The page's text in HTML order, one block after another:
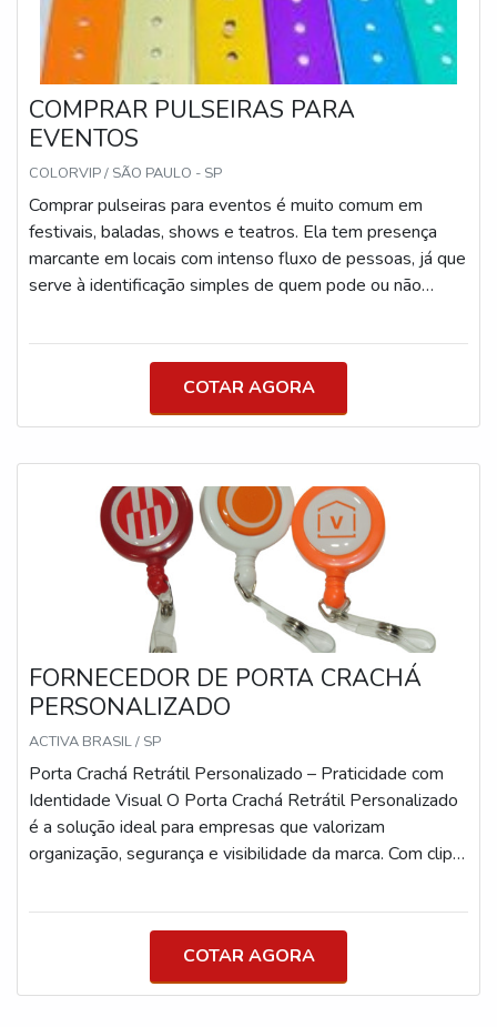
COMPRAR PULSEIRAS PARA
EVENTOS
COLORVIP / SÃO PAULO - SP
Comprar pulseiras para eventos é muito comum em
festivais, baladas, shows e teatros. Ela tem presença
marcante em locais com intenso fluxo de pessoas, já que
serve à identificação simples de quem pode ou não
EM COMPRAR PULSEIRAS DE EVENTOSVale
ressaltar que ela é uma ótima alternativa em controle de
acesso, uma vez que tem confecção personalizada e
pode se adequar à identidade visual de qualquer
COTAR AGORA
FORNECEDOR DE PORTA CRACHÁ
PERSONALIZADO
ACTIVA BRASIL / SP
Porta Crachá Retrátil Personalizado – Praticidade com
Identidade Visual O Porta Crachá Retrátil Personalizado
é a solução ideal para empresas que valorizam
organização, segurança e visibilidade da marca. Com clip
crachá de identificação, acessos e controle de ponto.
Destaque-se com uma área de personalização de 24
mm, perfeita para aplicar sua logo com qualidade e
COTAR AGORA